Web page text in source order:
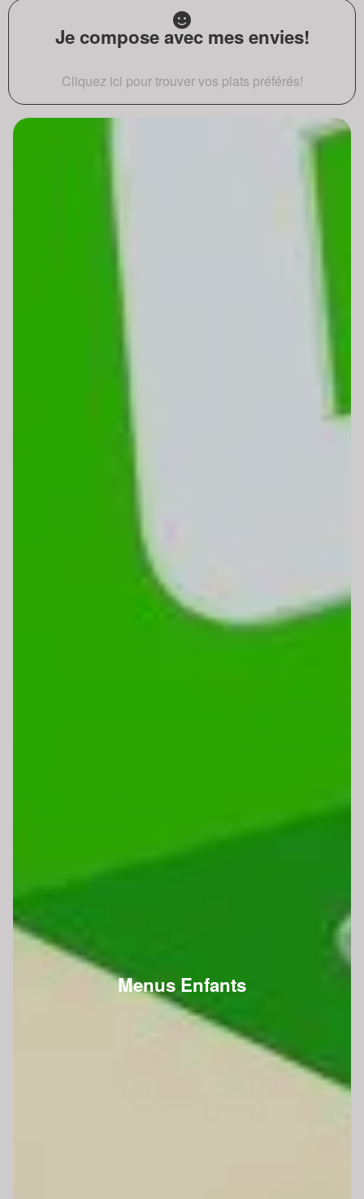
Je compose avec mes envies!
Cliquez ici pour trouver vos plats préférés!
Menus Enfants